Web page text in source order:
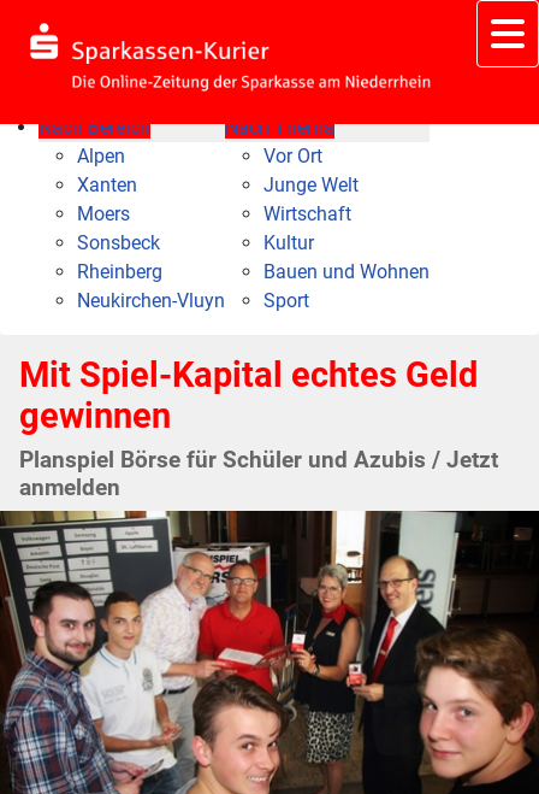
Nach Bereich
Alpen
Xanten
Moers
Sonsbeck
Rheinberg
Neukirchen-Vluyn
Nach Thema
Vor Ort
Junge Welt
Wirtschaft
Kultur
Bauen und Wohnen
Sport
Mit Spiel-Kapital echtes Geld
gewinnen
Planspiel Börse für Schüler und Azubis / Jetzt
anmelden